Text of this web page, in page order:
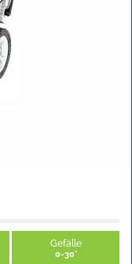
Gefälle
0-30°